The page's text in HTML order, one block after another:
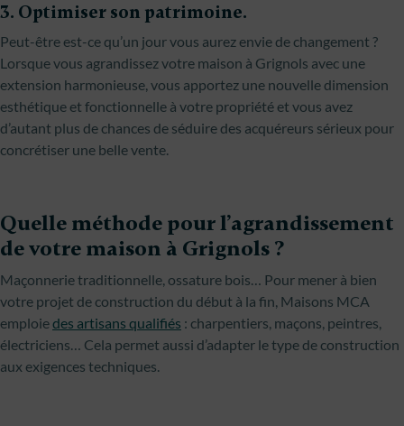
3. Optimiser son patrimoine.
Peut-être est-ce qu’un jour vous aurez envie de changement ?
Lorsque vous agrandissez votre maison à Grignols avec une
extension harmonieuse, vous apportez une nouvelle dimension
esthétique et fonctionnelle à votre propriété et vous avez
d’autant plus de chances de séduire des acquéreurs sérieux pour
concrétiser une belle vente.
Quelle méthode pour l’agrandissement
de votre maison à Grignols ?
Maçonnerie traditionnelle, ossature bois… Pour mener à bien
votre projet de construction du début à la fin, Maisons MCA
emploiedes artisans qualifiés : charpentiers, maçons, peintres,
électriciens… Cela permet aussi d’adapter le type de construction
aux exigences techniques.